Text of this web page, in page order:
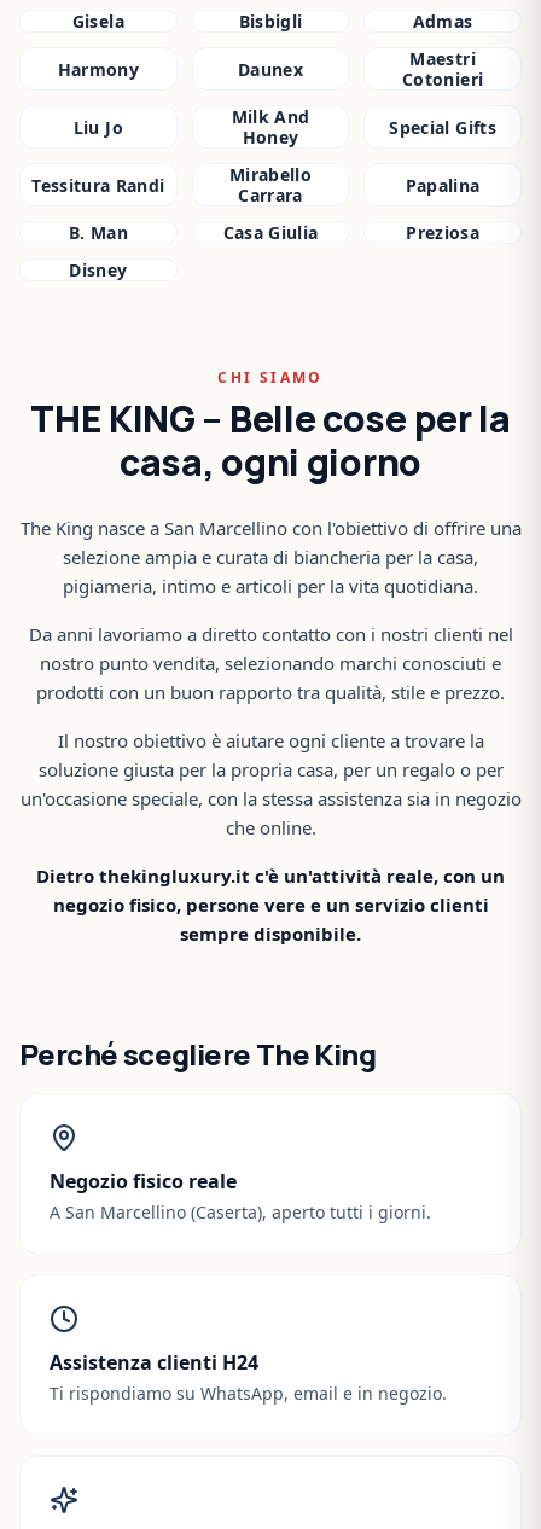
Gisela Bisbigli Admas
Harmony Daunex
Maestri
Cotonieri
Liu Jo
Milk And
Honey
Special Gifts
Tessitura Randi
Mirabello
Carrara
Papalina
B. Man Casa Giulia
Preziosa
Disney
CHI SIAMO
THE KING – Belle cose per la
casa, ogni giorno
The King nasce a San Marcellino con l'obiettivo di offrire una
selezione ampia e curata di biancheria per la casa,
pigiameria, intimo e articoli per la vita quotidiana.
Da anni lavoriamo a diretto contatto con i nostri clienti nel
nostro punto vendita, selezionando marchi conosciuti e
prodotti con un buon rapporto tra qualità, stile e prezzo.
Il nostro obiettivo è aiutare ogni cliente a trovare la
soluzione giusta per la propria casa, per un regalo o per
un'occasione speciale, con la stessa assistenza sia in negozio
che online.
Dietro thekingluxury.it c'è un'attività reale, con un
negozio fisico, persone vere e un servizio clienti
sempre disponibile.
Perché scegliere The King
Negozio fisico reale
A San Marcellino (Caserta), aperto tutti i giorni.
Assistenza clienti H24
Ti rispondiamo su WhatsApp, email e in negozio.